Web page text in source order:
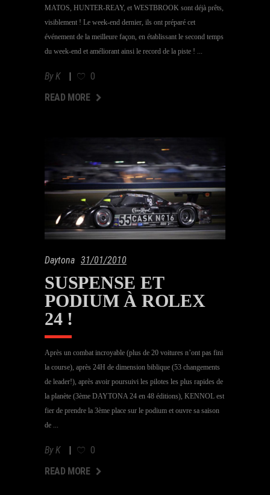
MATOS, HUNTER-REAY, et WESTBROOK sont déjà prêts,
visiblement ! Le week-end dernier, ils ont préparé cet
événement de la meilleure façon, en établissant le second temps
du week-end et améliorant ainsi le record de la piste !
ByK
0
READ MORE
Daytona 31/01/2010
SUSPENSE ET
PODIUM À ROLEX
24 !
Après un combat incroyable (plus de 20 voitures n’ont pas fini
la course), après 24H de dimension biblique (53 changements
de leader!), après avoir poursuivi les pilotes les plus rapides de
la planète (3ème DAYTONA 24 en 48 éditions), KENNOL est
fier de prendre la 3ème place sur le podium et ouvre sa saison
de
ByK
0
READ MORE